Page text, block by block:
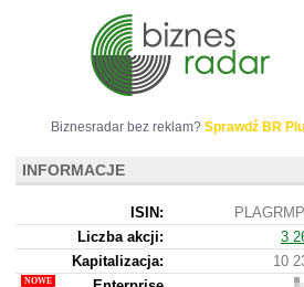
Biznesradar bez reklam? Sprawdź BR
INFORMACJE
ISIN:
Liczba akcji:
3
Kapitalizacja:
10